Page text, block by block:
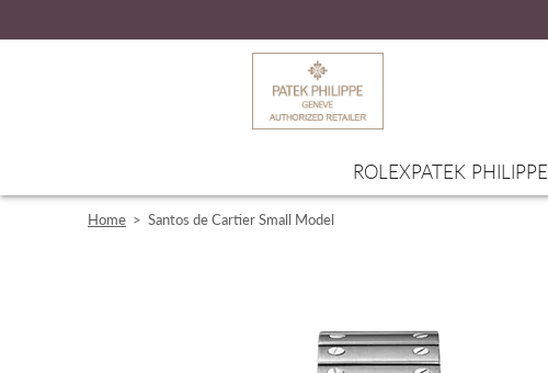
ROLEXPATEK PHILIPPE
Home > Santos de Cartier Small Model